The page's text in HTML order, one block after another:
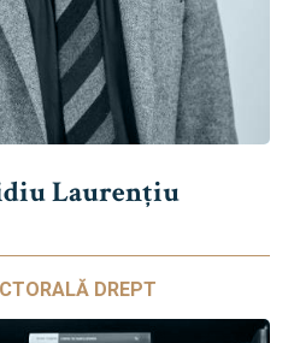
Laurențiu
DREPT